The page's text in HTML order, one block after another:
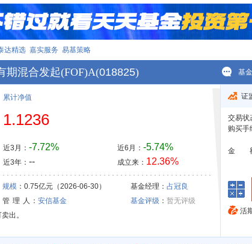
达精选 嘉实服务 易基策略
期混合发起(FOF)A(018825) 基
累计净值
1.1236
近3月： -7.72%
近3年： --
近6月： -5.74%
成立来： 12.36%
规模：0.75亿元（2026-06-30） 基金经理： 占冠良
管 理 人 ： 安信基金 基金评级 ： 暂无评级
出。
证
交易状
购买手
金
活